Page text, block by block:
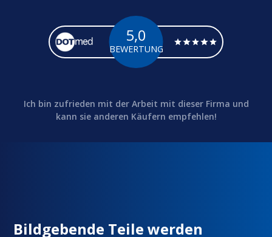
5,0
BEWERTUNG
Ich bin zufrieden mit der Arbeit mit dieser Firma und
kann sie anderen Käufern empfehlen!
Bildgebende Teile werden